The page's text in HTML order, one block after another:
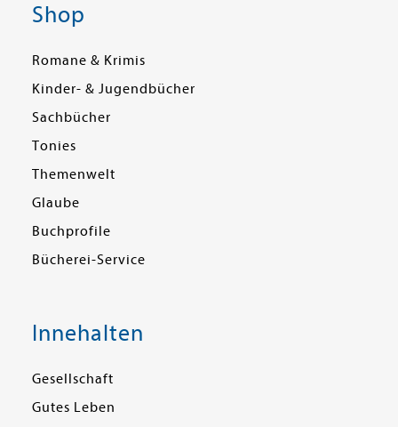
Shop
Romane & Krimis
Kinder- & Jugendbücher
Sachbücher
Tonies
Themenwelt
Glaube
Buchprofile
Bücherei-Service
Innehalten
Gesellschaft
Gutes Leben